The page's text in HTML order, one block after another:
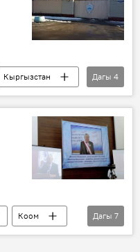
Кыргызстан
УКМК
Дагы 4
Коом
Дагы 7